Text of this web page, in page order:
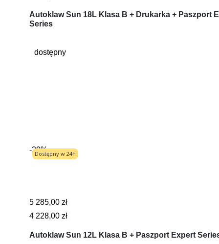
Autoklaw Sun 18L Klasa B + Drukarka + Paszport
Series
dostępny
-20%
5 285,00 zł
4 228,00 zł
Autoklaw Sun 12L Klasa B + Paszport Expert
Dostępny w 24h